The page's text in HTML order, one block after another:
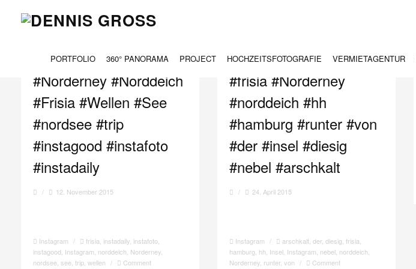
PORTFOLIO 360° PANORAMA PROJECT HOCHZEITSFOTOGRAFIE VERMIETAGENTUR
TAG ARCHIVES:NORDDEICH
#Norderney #Norddeich
#Frisia #Wellen #See
#nordsee #trip
#instagood #instafoto
#instadaily
/ 12. November 2015
Instagram / frisia, instadaily, instafoto,
instagood, Instagram, norddeich, Norderney,
nordsee,see,trip,wellen / Comment
#frisia #Norderney
#norddeich #hh
#hamburg #runter #von
#der #insel #diesig
#nebel #arschkalt
/ 24. April 2015
Instagram / arschkalt,der,diesig,frisia,
hamburg, hh, Insel, Instagram, nebel, norddeich,
Norderney, runter,von / Comment